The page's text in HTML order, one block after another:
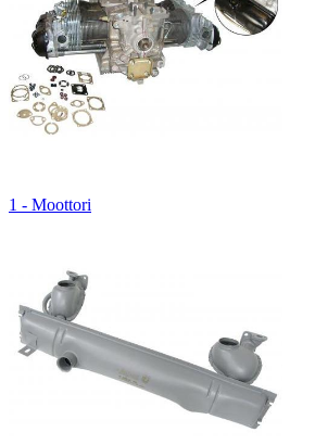
1 - Moottori